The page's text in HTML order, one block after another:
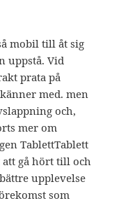
mobil till åt sig
uppstå. Vid
prata på
med. men
och,
mer om
TablettTablett
att gå hört till och
upplevelse
som